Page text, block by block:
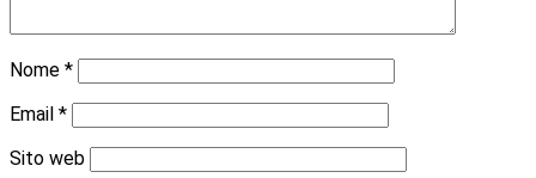
Nome *
Email *
Sito web